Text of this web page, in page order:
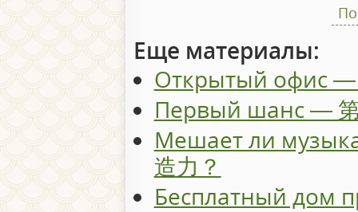
Еще материалы:
Открытый офис —
Первый шанс —
Мешает ли
造力？
Бесплатный дом